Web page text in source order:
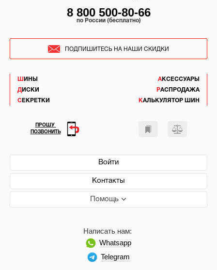
ШИНЫ
ДИСКИ
СЕКРЕТКИ
АКСЕССУАРЫ
РАСПРОДАЖА
КАЛЬКУЛЯТОР ШИН
Войти
Контакты
Помощь
Написать нам:
Whatsapp
Telegram
8 800 500-80-66
по России (бесплатно)
ПОДПИШИТЕСЬ НА НАШИ СКИДКИ
ПРОШУ
ПОЗВОНИТЬ